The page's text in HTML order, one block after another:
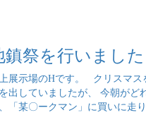
祭を行いまし
展示場のHです。 クリスマ
出していましたが、 今朝が
「某〇ークマン」に買いに